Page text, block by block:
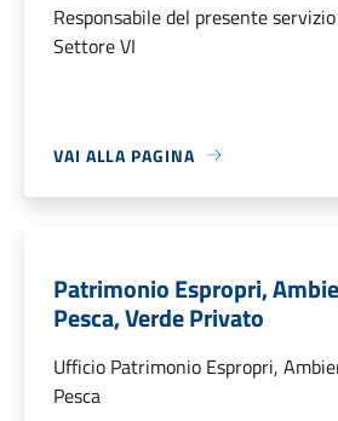
Responsabile del presente
Settore VI
VAI ALLA PAGINA
Patrimonio Espropri,
Pesca, Verde Privato
Ufficio Patrimonio Espropri,
Pesca